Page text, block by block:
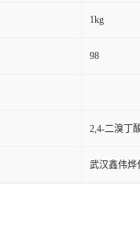
1kg
98
2,4-二溴丁
武汉鑫伟烨